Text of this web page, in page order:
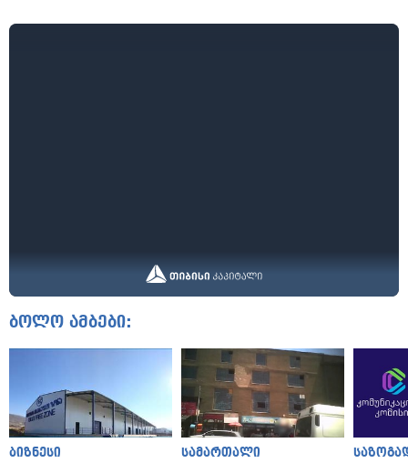
ბოლო ამბები:
ბიზნესი სამართალი